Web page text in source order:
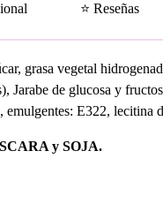
⭐ Reseñas
grasa vegetal
Jarabe de glucosa y
emulgentes: E322, lecitina
y SOJA.